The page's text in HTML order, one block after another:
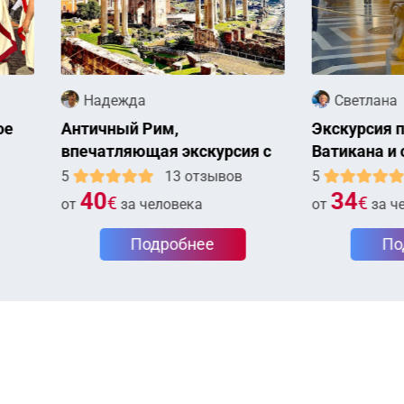
Рим,
экскурсия с
Колизея
13 отзывов
за человека
Экскурсия по музеям
Ватикана и собору
Петра
5
5 отзывов
за человека